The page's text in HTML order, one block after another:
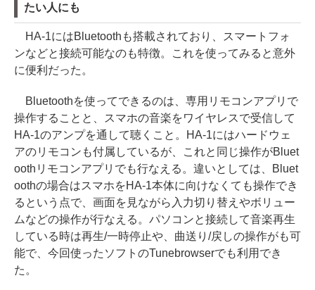
たい人にも
HA-1にはBluetoothも搭載されており、スマートフォ
ンなどと接続可能なのも特徴。これを使ってみると意外
に便利だった。
Bluetoothを使ってできるのは、専用リモコンアプリで
操作することと、スマホの音楽をワイヤレスで受信して
HA-1のアンプを通して聴くこと。HA-1にはハードウェ
アのリモコンも付属しているが、これと同じ操作がBluet
oothリモコンアプリでも行なえる。違いとしては、Bluet
oothの場合はスマホをHA-1本体に向けなくても操作でき
るという点で、画面を見ながら入力切り替えやボリュー
ムなどの操作が行なえる。パソコンと接続して音楽再生
している時は再生/一時停止や、曲送り/戻しの操作がも可
能で、今回使ったソフトのTunebrowserでも利用でき
た。